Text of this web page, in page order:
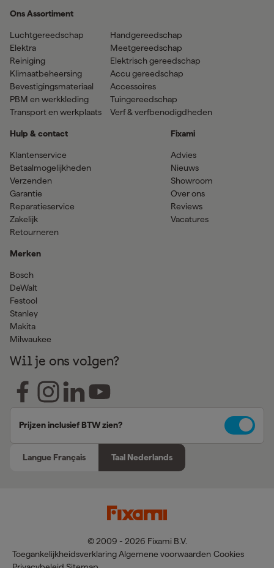
Ons Assortiment
Luchtgereedschap
Elektra
Reiniging
Klimaatbeheersing
Bevestigingsmateriaal
PBM en werkkleding
Transport en werkplaats
Handgereedschap
Meetgereedschap
Elektrisch gereedschap
Accu gereedschap
Accessoires
Tuingereedschap
Verf & verfbenodigdheden
Hulp & contact
Klantenservice
Betaalmogelijkheden
Verzenden
Garantie
Reparatieservice
Zakelijk
Retourneren
Merken
Bosch
DeWalt
Festool
Stanley
Makita
Milwaukee
Fixami
Advies
Nieuws
Showroom
Over ons
Reviews
Vacatures
Wil je ons volgen?
Prijzen inclusief BTW zien?
Langue Français Taal Nederlands
© 2009 - 2026 Fixami B.V.
Toegankelijkheidsverklaring Algemene voorwaarden Cookies